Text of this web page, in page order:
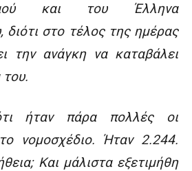
και του Έλληνα
διότι στο τέλος της ημέρας
την ανάγκη να καταβάλει
ήταν πάρα πολλές οι
νομοσχέδιο. Ήταν 2.244.
Και μάλιστα εξετιμήθη